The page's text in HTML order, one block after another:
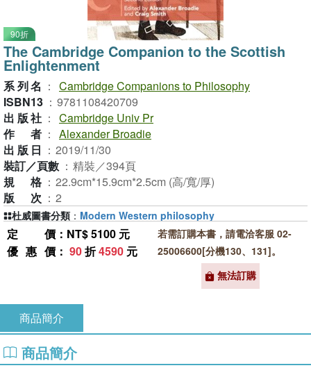
90折
The Cambridge Companion to the Scottish
Enlightenment
系列名 ： Cambridge Companions to Philosophy
ISBN13 ： 9781108420709
出版社 ： Cambridge Univ Pr
作者 ： Alexander Broadie
出版日 ： 2019/11/30
裝訂／頁數 ： 精裝／394頁
規格 ： 22.9cm*15.9cm*2.5cm (高/寬/厚)
版次 ： 2
定價 ：NT$ 5100 元
優惠價 ： 90折4590 元
若需訂購本書，請電洽客服 02-
25006600[分機130、131]。
無法訂購
杜威圖書分類 ： Modern Western philosophy
商品簡介
商品簡介